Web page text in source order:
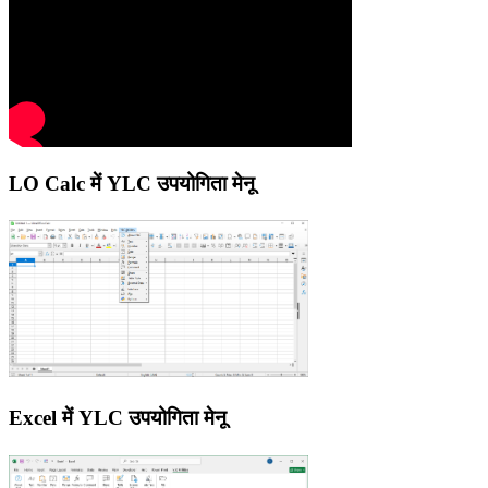
LO Calc में YLC उपयोगिता मेनू
Excel में YLC उपयोगिता मेनू